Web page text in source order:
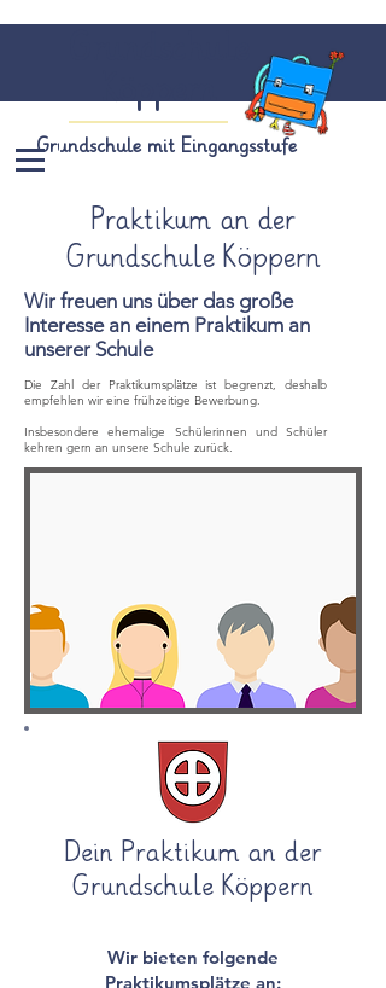
Köppern
Grundschule mit Eingangsstufe
Praktikum an der
Grundschule Köppern
Wir freuen uns über das große
Interesse an einem Praktikum an
unserer Schule
Die Zahl der Praktikumsplätze ist begrenzt, deshalb
empfehlen wir eine frühzeitige Bewerbung.
Insbesondere ehemalige Schülerinnen und Schüler
kehren gern an unsere Schule zurück.
Dein Praktikum an der
Grundschule Köppern
Wir bieten folgende
Praktikumsplätze an: